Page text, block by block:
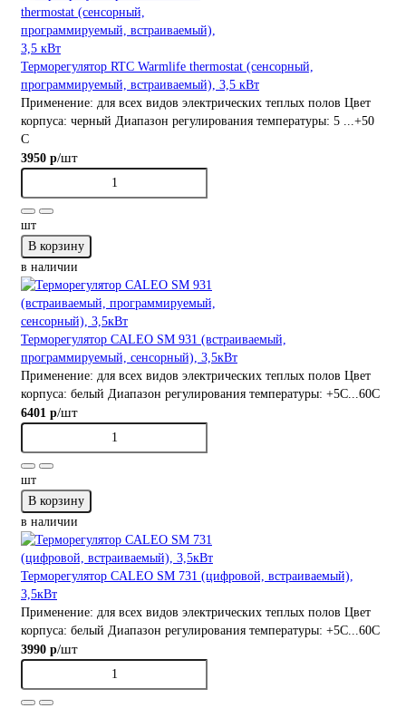
Терморегулятор RTC Warmlife thermostat (сенсорный,
программируемый, встраиваемый), 3,5 кВт
Применение: для всех видов электрических теплых полов Цвет
корпуса: черный Диапазон регулирования температуры: 5 ...+50
С
3950 р/шт
шт
В корзину
в наличии
Терморегулятор CALEO SM 931 (встраиваемый,
программируемый, сенсорный), 3,5кВт
Применение: для всех видов электрических теплых полов Цвет
корпуса: белый Диапазон регулирования температуры: +5С...60С
6401 р/шт
шт
В корзину
в наличии
Терморегулятор CALEO SM 731 (цифровой, встраиваемый),
3,5кВт
Применение: для всех видов электрических теплых полов Цвет
корпуса: белый Диапазон регулирования температуры: +5С...60С
3990 р/шт